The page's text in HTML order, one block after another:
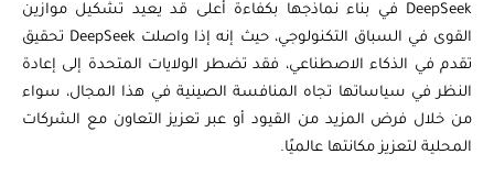
DeepSeek في بناء نماذجها بكفاءة أعلى قد يعيد تشكيل موازين
القوى في السباق التكنولوجي، حيث إنه إذا واصلت DeepSeek تحقيق
تقدم في الذكاء الاصطناعي، فقد تضطر الولايات المتحدة إلى إعادة
النظر في سياساتها تجاه المنافسة الصينية في هذا المجال، سواء
من خلال فرض المزيد من القيود أو عبر تعزيز التعاون مع الشركات
المحلية لتعزيز مكانتها عالميًا.